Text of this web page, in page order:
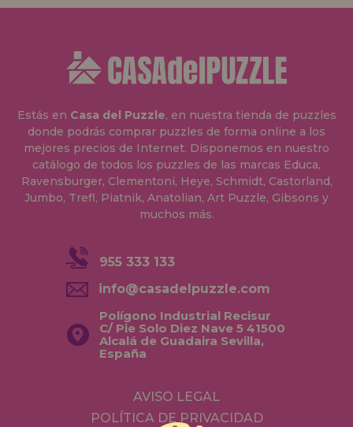
Estás en Casa del Puzzle, en nuestra tienda de puzzles
donde podrás comprar puzzles de forma online a los
mejores precios de Internet. Disponemos en nuestro
catálogo de todos los puzzles de las marcas Educa,
Ravensburger, Clementoni, Heye, Schmidt, Castorland,
Jumbo, Trefl, Piatnik, Anatolian, Art Puzzle, Gibsons y
muchos más.
955 333 133
info@casadelpuzzle.com
Polígono Industrial Recisur
C/ Pie Solo Diez Nave 5 41500
Alcalá de Guadaira Sevilla,
España
AVISO LEGAL
POLÍTICA DE PRIVACIDAD